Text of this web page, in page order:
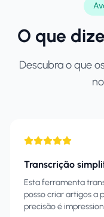
O que
Descubra o que
Transcrição
Esta ferramenta
posso criar artigos a
precisão é